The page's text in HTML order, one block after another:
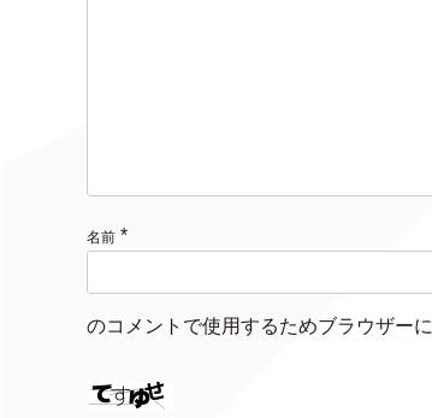
名前 *
のコメントで使用するためブラウザー